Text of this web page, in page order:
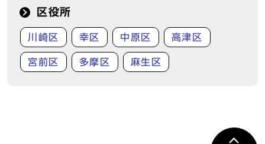
区役所
川崎区 幸区 中原区 高津区
宮前区 多摩区 麻生区